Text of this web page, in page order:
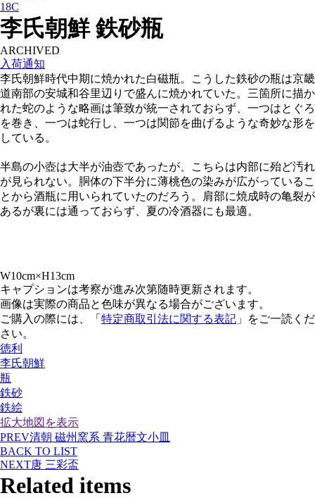
18C
李氏朝鮮 鉄砂瓶
ARCHIVED
入荷通知
李氏朝鮮時代中期に焼かれた白磁瓶。こうした鉄砂の瓶は京畿
道南部の安城和谷里辺りで盛んに焼かれていた。三箇所に描か
れた蛇のような略画は筆致が統一されておらず、一つはとぐろ
を巻き、一つは蛇行し、一つは関節を曲げるような奇妙な形を
している。
半島の小壺は大半が油壺であったが、こちらは内部に殆ど汚れ
が見られない。胴体の下半分に薄桃色の染みが広がっているこ
とから酒瓶に用いられていたのだろう。肩部に焼成時の亀裂が
あるが裏には通っておらず、夏の冷酒器にも最適。
W10cm×H13cm
キャプションは考察が進み次第随時更新されます。
画像は実際の商品と色味が異なる場合がございます。
ご購入の際には、「 特定商取引法に関する表記 」をご一読くだ
さい。
徳利
李氏朝鮮
瓶
鉄砂
鉄絵
拡大地図を表示
PREV清朝 磁州窯系 青花暦文小皿
BACK TO LIST
NEXT唐 三彩盃
Related items